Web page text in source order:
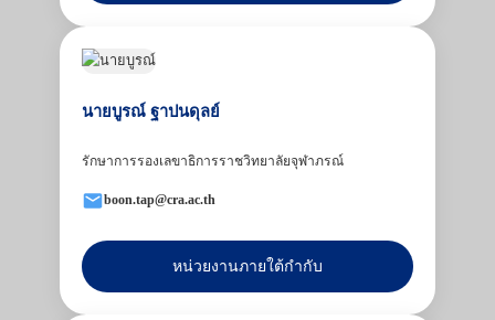
นายบูรณ์ ฐาปนดุลย์
รักษาการรองเลขาธิการราชวิทยาลัยจุฬาภรณ์
boon.tap@cra.ac.th
หน่วยงานภายใต้กำกับ